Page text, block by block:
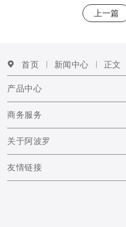
上一篇
首页 新闻中心 正文
产品中心
商务服务
关于阿波罗
友情链接